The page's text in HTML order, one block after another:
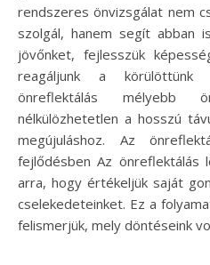
rendszeres önvizsgálat nem
szolgál, hanem segít abban
jövőnket, fejlesszük
reagáljunk a körülöttünk
önreflektálás mélyebb
nélkülözhetetlen a hosszú
megújuláshoz. Az
fejlődésben Az önreflektálás
arra, hogy értékeljük saját
cselekedeteinket. Ez a
felismerjük, mely döntéseink